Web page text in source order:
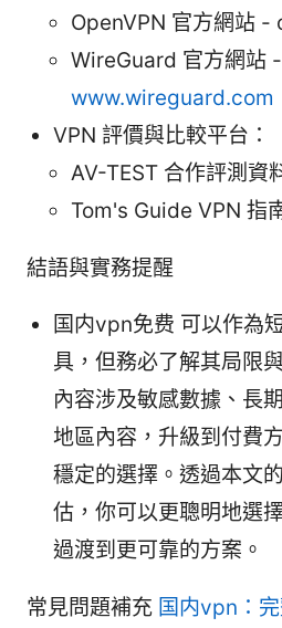
OpenVPN 官方網站
WireGuard 官方網站 -
www.wireguard.com
VPN 評價與比較平台：
AV-TEST 合作評測資
Tom's Guide VPN 指
結語與實務提醒
国内vpn免费 可以作為
具，但務必了解其局限
內容涉及敏感數據、長
地區內容，升級到付費
穩定的選擇。透過本文
估，你可以更聰明地選
過渡到更可靠的方案。
常見問題補充 国内vpn：